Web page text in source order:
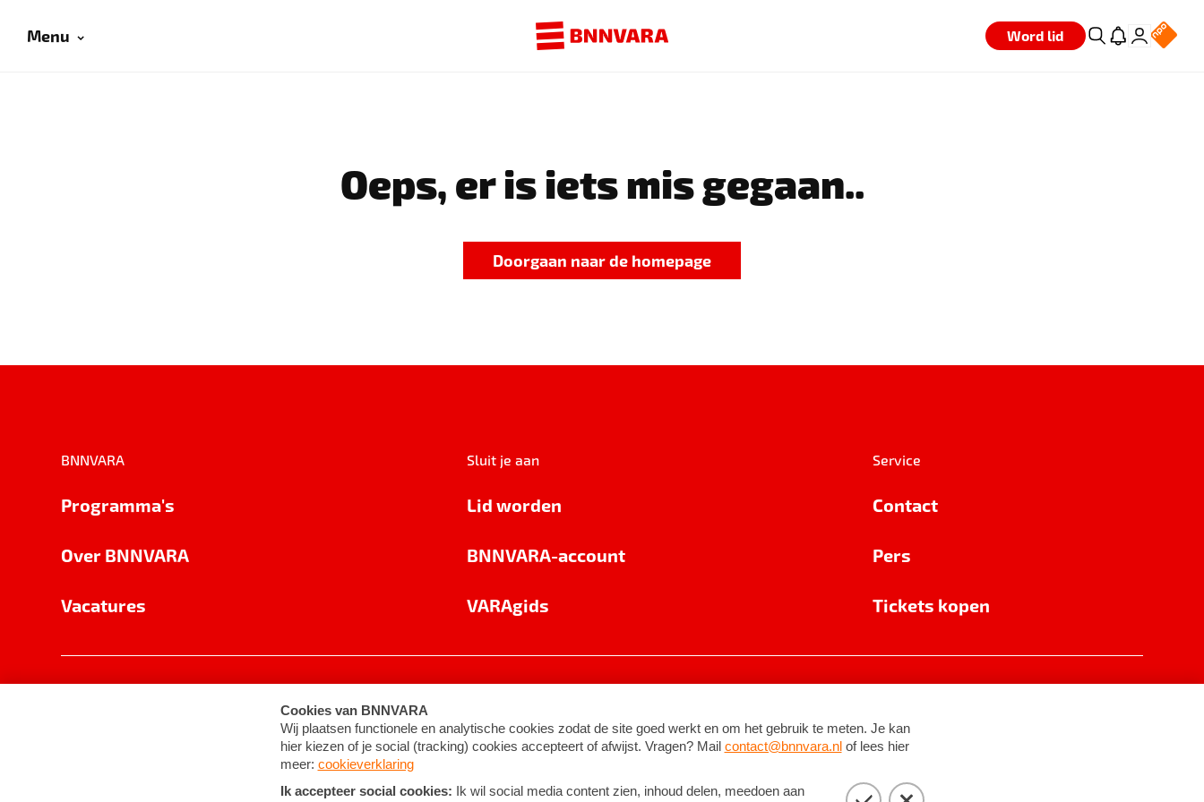
Menu Word lid
Oeps, er is iets mis gegaan..
Doorgaan naar de homepage
BNNVARA
Programma's
Over BNNVARA
Vacatures
Sluit je aan
Lid worden
BNNVARA-account
VARAgids
Service
Contact
Pers
Tickets kopen
Cookie-instellingen Algemene voorwaarden ©2026BNNVARA